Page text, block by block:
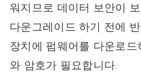
워지므로 데이터 보안이
다운그레이드 하기 전에
장치에 펌웨어를 다운로
와 암호가 필요합니다.